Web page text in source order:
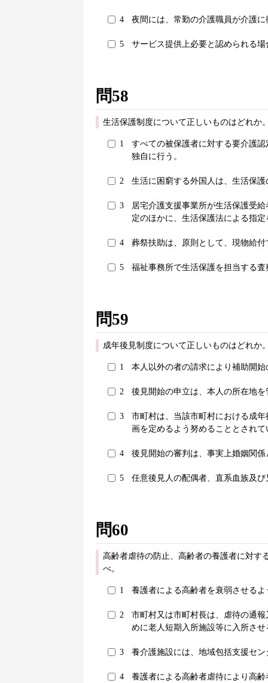
4 夜間には、常勤の介護職員が介護
5 サービス提供上必要と認められる
問58
生活保護制度について正しいものはどれか
1
すべての被保護者に対する要介護
独自に行う。
2 生活に困窮する外国人は、生活保
3
居宅介護支援事業所が生活保護受
定のほかに、生活保護法による指
4 葬祭扶助は、原則として、現物給付
5 福祉事務所で生活保護を担当する
問59
成年後見制度について正しいものはどれか
1 本人以外の者の請求により補助開
2 後見開始の申立は、本人の所在地
3
市町村は、当該市町村における成
画を定めるよう努めることとされて
4 後見開始の審判は、事実上婚姻関
5 任意後見人の配偶者、直系血族及
問60
高齢者虐待の防止、高齢者の養護者に対す
べ。
1 養護者による高齢者を衰弱させる
2
市町村又は市町村長は、虐待の通
めに老人短期入所施設等に入所さ
3 養介護施設には、地域包括支援セ
4 養護者による高齢者虐待により高